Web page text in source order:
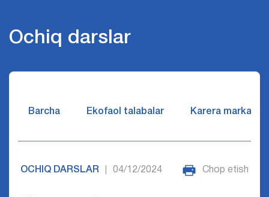
Ochiq darslar
Barcha Ekofaol talabalar Karera markazi
OCHIQ DARSLAR 04/12/2024 Chop etish